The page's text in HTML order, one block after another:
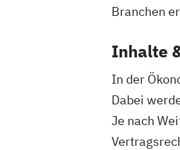
Nachhaltiges
Ökonom/in
Branchen
Inhalte
In der
Dabei
Je nach